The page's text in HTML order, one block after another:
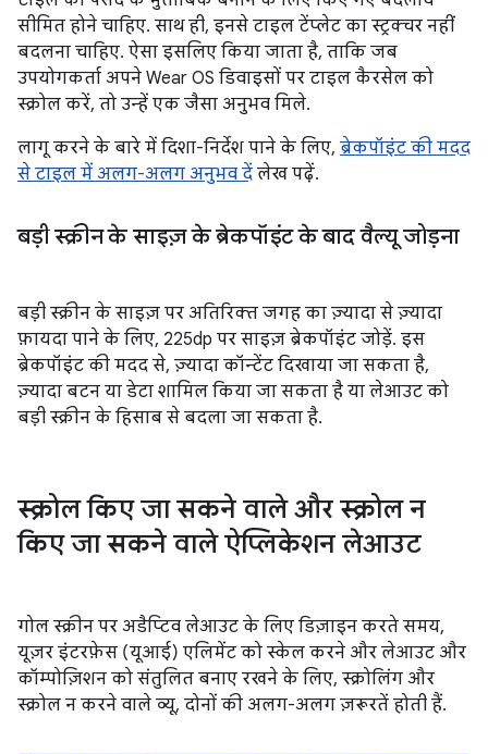
सीमित होने चाहिए. साथ ही, इनसे टाइल टेंप्लेट का स्ट्रक्चर नहीं
बदलना चाहिए. ऐसा इसलिए किया जाता है, ताकि जब
उपयोगकर्ता अपने Wear OS डिवाइसों पर टाइल कैरसेल को
स्क्रोल करें, तो उन्हें एक जैसा अनुभव मिले.
लागू करने के बारे में दिशा-निर्देश पाने के लिए, ब्रेकपॉइंट की मदद
से टाइल में अलग-अलग अनुभव दें लेख पढ़ें.
बड़ी स्क्रीन के साइज़ के ब्रेकपॉइंट के बाद वैल्यू जोड़ना
बड़ी स्क्रीन के साइज़ पर अतिरिक्त जगह का ज़्यादा से ज़्यादा
फ़ायदा पाने के लिए, 225dp पर साइज़ ब्रेकपॉइंट जोड़ें. इस
ब्रेकपॉइंट की मदद से, ज़्यादा कॉन्टेंट दिखाया जा सकता है,
ज़्यादा बटन या डेटा शामिल किया जा सकता है या लेआउट को
बड़ी स्क्रीन के हिसाब से बदला जा सकता है.
स्क्रोल किए जा सकने वाले और स्क्रोल न
किए जा सकने वाले ऐप्लिकेशन लेआउट
गोल स्क्रीन पर अडैप्टिव लेआउट के लिए डिज़ाइन करते समय,
यूज़र इंटरफ़ेस (यूआई) एलिमेंट को स्केल करने और लेआउट और
कॉम्पोज़िशन को संतुलित बनाए रखने के लिए, स्क्रोलिंग और
स्क्रोल न करने वाले व्यू, दोनों की अलग-अलग ज़रूरतें होती हैं.